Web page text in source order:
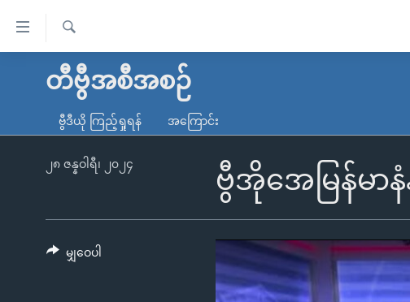
လွယ်ကူ
သည့်
မူလစာမျက်နှာ
ကမ္ဘာ့သတင်းများ
နိုင်ငံတကာ
တရုတ်
အစ္စရေး-ပါလက်စတိုင်း
ရပ်ဝန်းတခု လမ်းတခု အလွန်
အင်္ဂလိပ်စာလေ့လာမယ်
ရှာဖွေ
ရ
တီဗွီအစီအစဉ်
ဗွီဒီယို ကြည့်ရှုရန် အကြောင်း
ဗွီအိုအေမြန်မာ
၂၈ ဇန္နဝါရီ၊ ၂၀၂၄
မျှဝေပါ